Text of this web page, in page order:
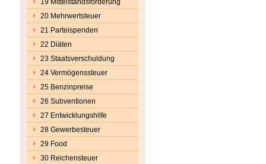
19 Mittelstandsförderung
20 Mehrwertsteuer
21 Parteispenden
22 Diäten
23 Staatsverschuldung
24 Vermögenssteuer
25 Benzinpreise
26 Subventionen
27 Entwicklungshilfe
28 Gewerbesteuer
29 Food
30 Reichensteuer